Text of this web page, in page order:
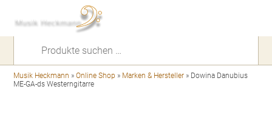
Musik Heckmann »Online Shop » Marken & Hersteller » Dowina Danubius
ME-GA-ds Westerngitarre